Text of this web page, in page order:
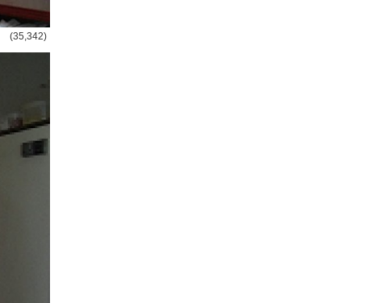
(35,342)